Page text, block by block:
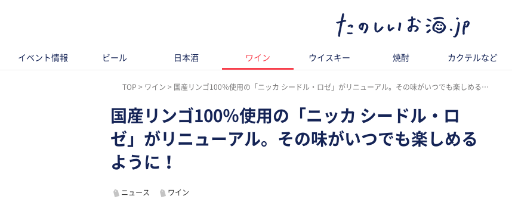
イベント情報 ビール 日本酒 ワイン ウイスキー 焼酎 カクテルなど
TOP ワイン 国産リンゴ100％使用の「ニッカ シードル・ロゼ」がリニューアル。その味がいつでも楽しめるように！
国産リンゴ100％使用の「ニッカ シードル・ロ
ゼ」がリニューアル。その味がいつでも楽しめる
ように！
ニュース ワイン